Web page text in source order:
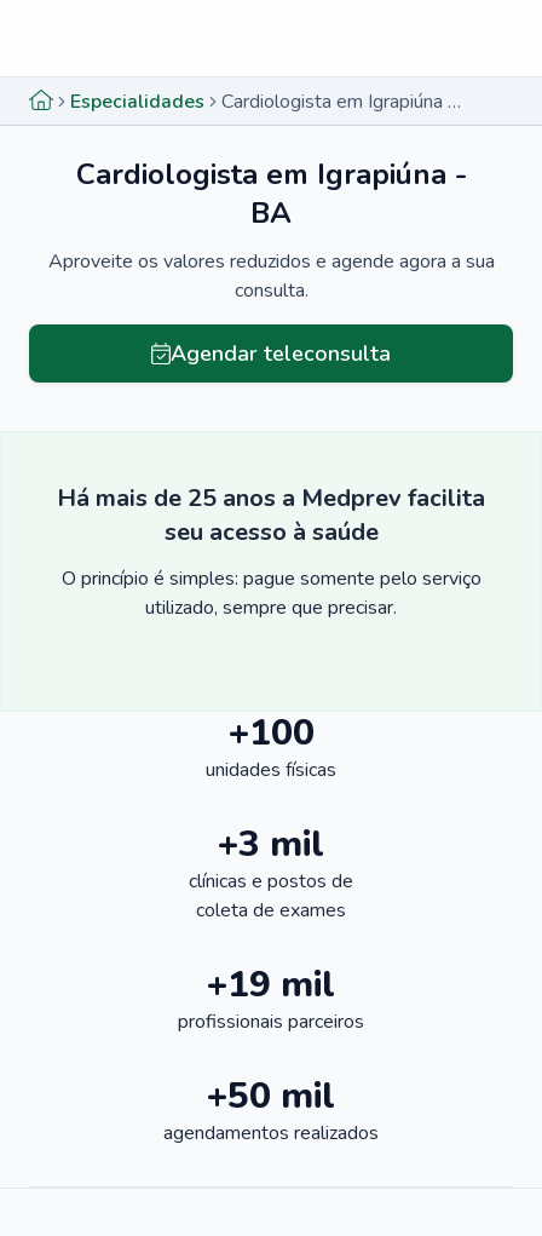
Especialidades Cardiologista em Igrapiúna - BA
Cardiologista em Igrapiúna -
BA
Aproveite os valores reduzidos e agende agora a sua
consulta.
Agendar teleconsulta
Há mais de 25 anos a Medprev facilita
seu acesso à saúde
O princípio é simples: pague somente pelo serviço
utilizado, sempre que precisar.
+100
unidades físicas
+3 mil
clínicas e postos de
coleta de exames
+19 mil
profissionais parceiros
+50 mil
agendamentos realizados